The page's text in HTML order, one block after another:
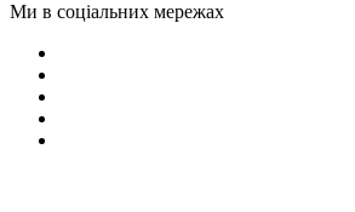
Ми в соціальних мережах